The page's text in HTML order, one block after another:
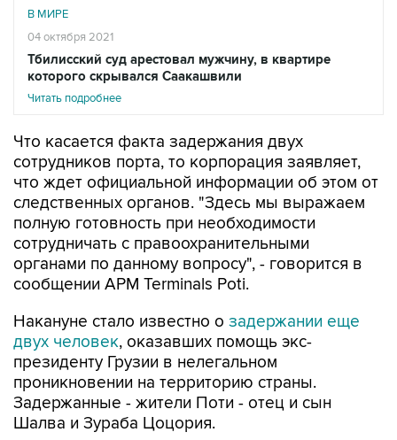
В МИРЕ
04 октября 2021
Тбилисский суд арестовал мужчину, в квартире
которого скрывался Саакашвили
Читать подробнее
Что касается факта задержания двух
сотрудников порта, то корпорация заявляет,
что ждет официальной информации об этом от
следственных органов. "Здесь мы выражаем
полную готовность при необходимости
сотрудничать с правоохранительными
органами по данному вопросу", - говорится в
сообщении APM Terminals Poti.
Накануне стало известно о задержании еще
двух человек, оказавших помощь экс-
президенту Грузии в нелегальном
проникновении на территорию страны.
Задержанные - жители Поти - отец и сын
Шалва и Зураба Цоцория.